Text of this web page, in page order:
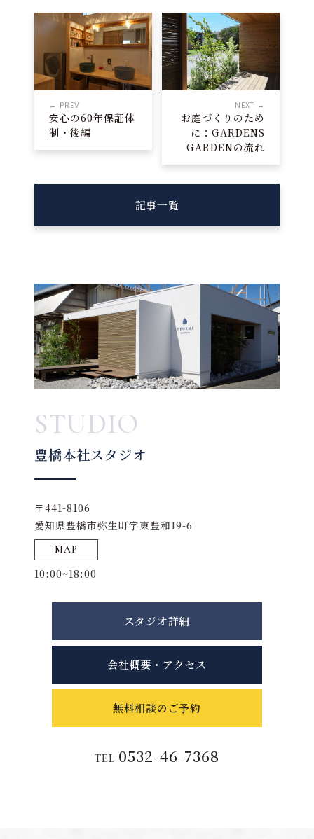
← PREV
安心の60年保証体
制・後編
NEXT →
お庭づくりのため
に：GARDENS
GARDENの流れ
記事一覧
STUDIO
豊橋本社スタジオ
〒441-8106
愛知県豊橋市弥生町字東豊和19-6
MAP
10:00~18:00
スタジオ詳細
会社概要・アクセス
無料相談のご予約
TEL 0532-46-7368